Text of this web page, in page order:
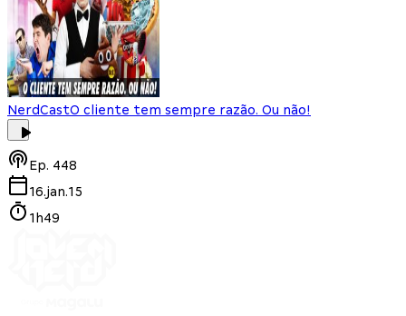
NerdCastO cliente tem sempre razão. Ou não!
Ep. 448
16.jan.15
1h49